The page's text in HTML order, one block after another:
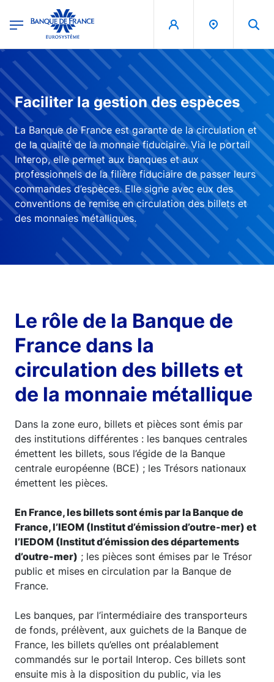
Banque de France - Menu Principal
Faciliter la gestion des espèces
La Banque de France est garante de la circulation et
de la qualité de la monnaie fiduciaire. Via le portail
Interop, elle permet aux banques et aux
professionnels de la filière fiduciaire de passer leurs
commandes d’espèces. Elle signe avec eux des
conventions de remise en circulation des billets et
des monnaies métalliques.
Le rôle de la Banque de
France dans la
circulation des billets et
de la monnaie métallique
Dans la zone euro, billets et pièces sont émis par
des institutions différentes : les banques centrales
émettent les billets, sous l’égide de la Banque
centrale européenne (BCE) ; les Trésors nationaux
émettent les pièces.
En France, les billets sont émis par la Banque de
France, l’IEOM (Institut d’émission d’outre-mer) et
l’IEDOM (Institut d’émission des départements
d’outre-mer) ; les pièces sont émises par le Trésor
public et mises en circulation par la Banque de
France.
Les banques, par l’intermédiaire des transporteurs
de fonds, prélèvent, aux guichets de la Banque de
France, les billets qu’elles ont préalablement
commandés sur le portail Interop. Ces billets sont
ensuite mis à la disposition du public, via les